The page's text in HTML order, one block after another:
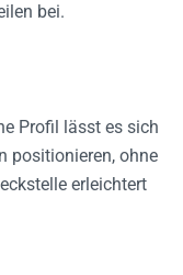
bei.
Profil lässt es sich
positionieren, ohne
erleichtert